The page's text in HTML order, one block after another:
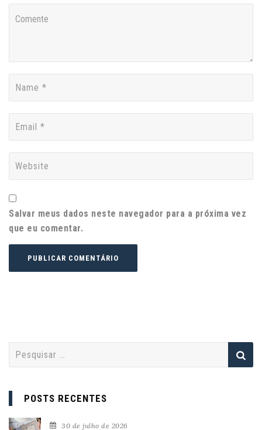
Salvar meus dados neste navegador para a próxima vez
que eu comentar.
q
u
i
POSTS RECENTES
30 de julho de 2026